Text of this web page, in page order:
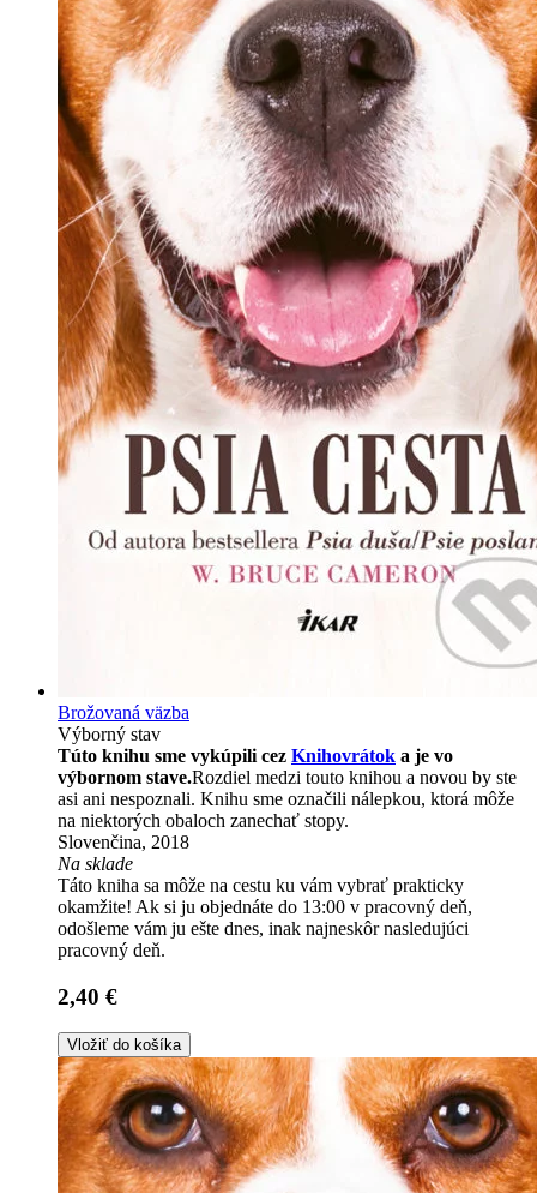
Brožovaná väzba
Výborný stav
Túto knihu sme vykúpili cez Knihovrátok a je vo
výbornom stave.Rozdiel medzi touto knihou a novou by ste
asi ani nespoznali. Knihu sme označili nálepkou, ktorá môže
na niektorých obaloch zanechať stopy.
Slovenčina, 2018
Na sklade
Táto kniha sa môže na cestu ku vám vybrať prakticky
okamžite! Ak si ju objednáte do 13:00 v pracovný deň,
odošleme vám ju ešte dnes, inak najneskôr nasledujúci
pracovný deň.
2,40 €
Vložiť do košíka